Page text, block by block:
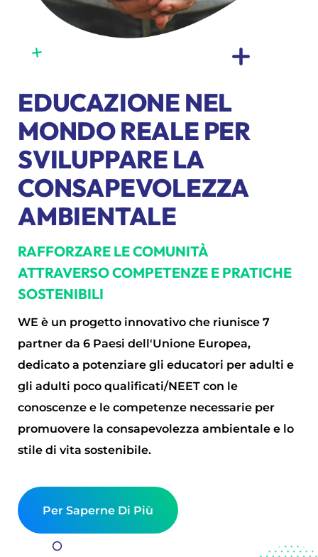
EDUCAZIONE NEL
MONDO REALE PER
SVILUPPARE LA
CONSAPEVOLEZZA
AMBIENTALE
RAFFORZARE LE COMUNITÀ
ATTRAVERSO COMPETENZE E PRATICHE
SOSTENIBILI
WE è un progetto innovativo che riunisce 7
partner da 6 Paesi dell'Unione Europea,
dedicato a potenziare gli educatori per adulti e
gli adulti poco qualificati/NEET con le
conoscenze e le competenze necessarie per
promuovere la consapevolezza ambientale e lo
stile di vita sostenibile.
Per Saperne Di Più